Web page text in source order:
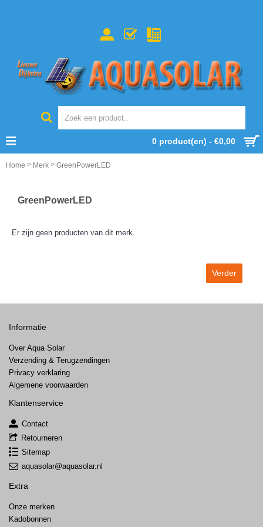
0 product(en) - €0,00
Home > Merk > GreenPowerLED
GreenPowerLED
Er zijn geen producten van dit merk.
Verder
Informatie
Over Aqua Solar
Verzending & Terugzendingen
Privacy verklaring
Algemene voorwaarden
Klantenservice
Contact
Retourneren
Sitemap
aquasolar@aquasolar.nl
Extra
Onze merken
Kadobonnen